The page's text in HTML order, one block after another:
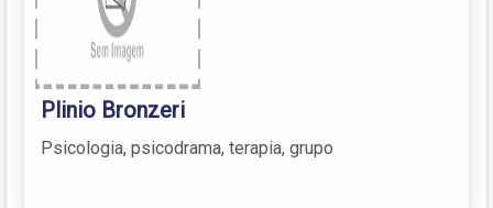
Plinio Bronzeri
Psicologia, psicodrama, terapia, grupo